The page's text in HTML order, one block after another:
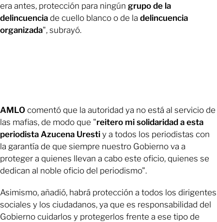
era antes, protección para ningún grupo de la
delincuencia de cuello blanco o de la delincuencia
organizada", subrayó.
AMLO comentó que la autoridad ya no está al servicio de
las mafias, de modo que "reitero mi solidaridad a esta
periodista Azucena Uresti y a todos los periodistas con
la garantía de que siempre nuestro Gobierno va a
proteger a quienes llevan a cabo este oficio, quienes se
dedican al noble oficio del periodismo".
Asimismo, añadió, habrá protección a todos los dirigentes
sociales y los ciudadanos, ya que es responsabilidad del
Gobierno cuidarlos y protegerlos frente a ese tipo de